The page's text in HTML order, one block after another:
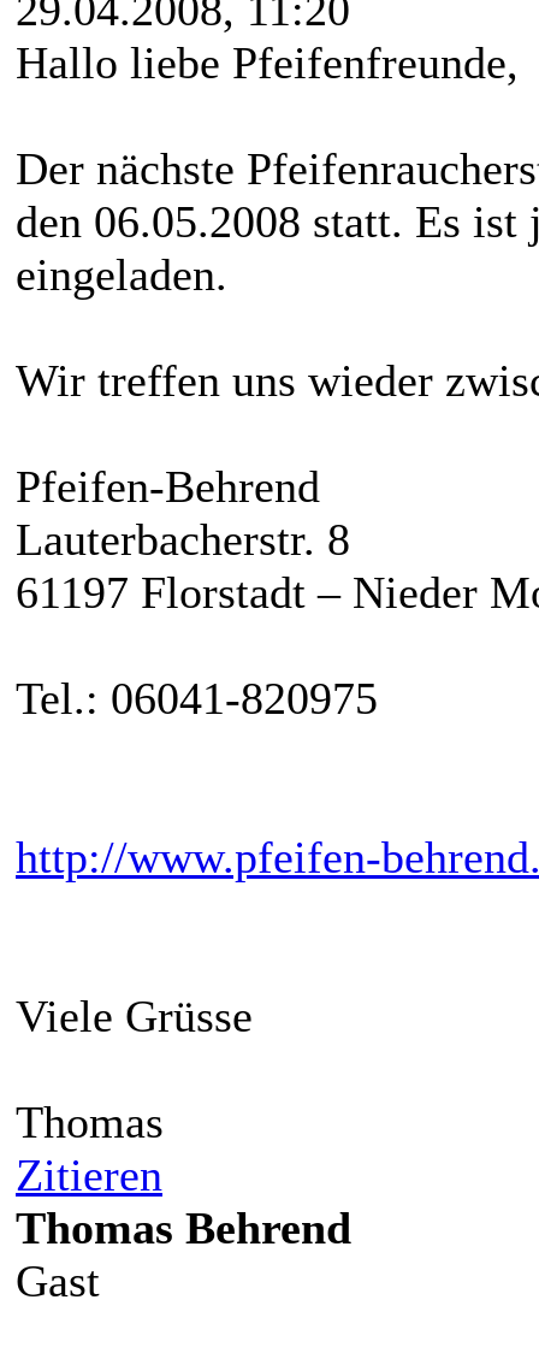
Hallo liebe Pfeifenfreunde,
Der nächste
den 06.05.2008 statt. Es
eingeladen.
Wir treffen uns wieder
Pfeifen-Behrend
Lauterbacherstr. 8
61197 Florstadt – Nieder
Tel.: 06041-820975
http://www.pfeifen-
Viele Grüsse
Thomas
Zitieren
Thomas Behrend
Gast